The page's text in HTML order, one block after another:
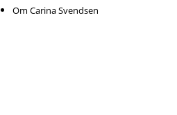
Om Carina Svendsen